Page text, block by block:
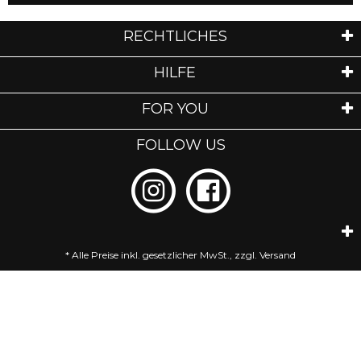
RECHTLICHES
HILFE
FOR YOU
FOLLOW US
* Alle Preise inkl. gesetzlicher MwSt., zzgl. Versand